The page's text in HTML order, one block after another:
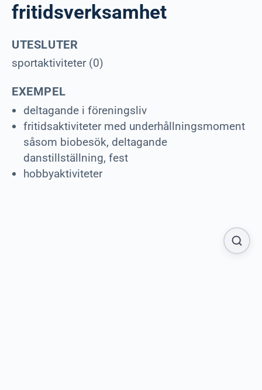
fritidsverksamhet
UTESLUTER
sportaktiviteter (0)
EXEMPEL
deltagande i föreningsliv
fritidsaktiviteter med underhållningsmoment
såsom biobesök, deltagande
danstillställning, fest
hobbyaktiviteter